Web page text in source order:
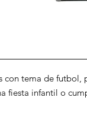
con tema de futbol,
fiesta infantil o